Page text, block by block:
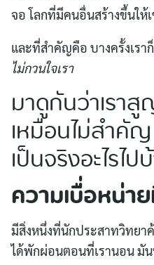
จอ โลกที่มีคนอื่นสร้างขึ้นให้
และที่สำคัญคือ บางครั้งเรา
ไม่กวนใจเรา
มาดูกันว่าเรา
เหมือนไม่สำคั
เป็นจริงอะไรไ
ความเบื่อหน่า
มีสิ่งหนึ่งที่นักประสาทวิทยา
ได้พักผ่อนตอนที่เรานอน มั